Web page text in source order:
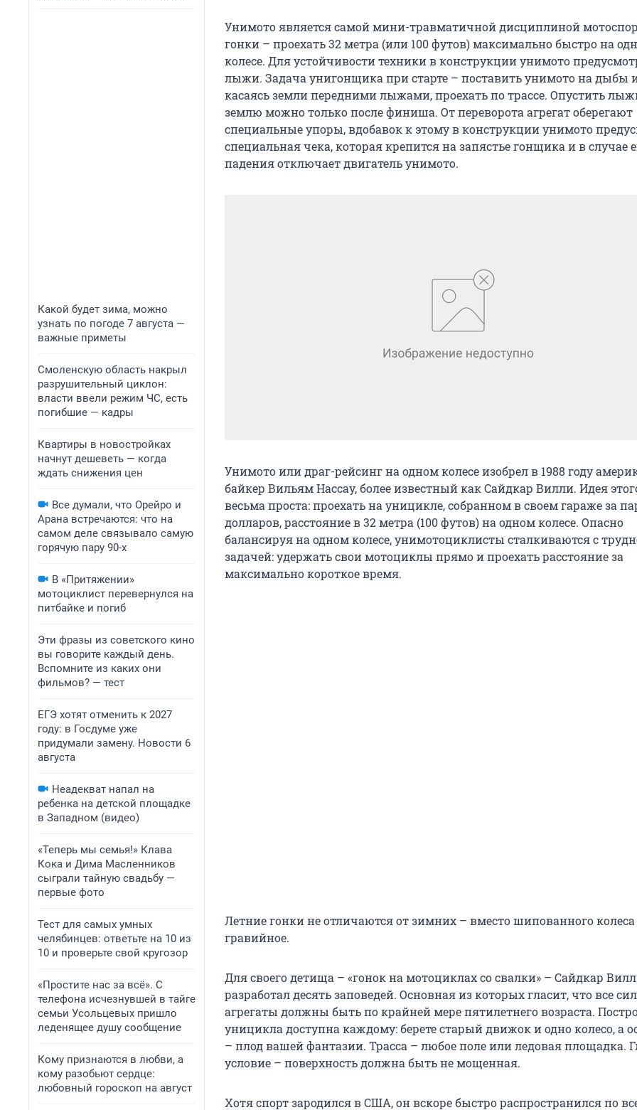
Какой будет зима, можно
узнать по погоде 7 августа —
важные приметы
Смоленскую область накрыл
разрушительный циклон:
власти ввели режим ЧС, есть
погибшие — кадры
Квартиры в новостройках
начнут дешеветь — когда
ждать снижения цен
Все думали, что Орейро и
Арана встречаются: что на
самом деле связывало самую
горячую пару 90-х
В «Притяжении»
мотоциклист перевернулся на
питбайке и погиб
Эти фразы из советского кино
вы говорите каждый день.
Вспомните из каких они
фильмов? — тест
ЕГЭ хотят отменить к 2027
году: в Госдуме уже
придумали замену. Новости 6
августа
Неадекват напал на
ребенка на детской площадке
в Западном (видео)
«Теперь мы семья!» Клава
Кока и Дима Масленников
сыграли тайную свадьбу —
первые фото
Тест для самых умных
челябинцев: ответьте на 10 из
10 и проверьте свой кругозор
«Простите нас за всё». С
телефона исчезнувшей в тайге
семьи Усольцевых пришло
леденящее душу сообщение
Кому признаются в любви, а
кому разобьют сердце:
любовный гороскоп на август
Унимото является самой мини-травматичной дисциплиной
гонки – проехать 32 метра (или 100 футов) максимально быстро на
колесе. Для устойчивости техники в конструкции унимото
лыжи. Задача унигонщика при старте – поставить унимото на дыбы
касаясь земли передними лыжами, проехать по трассе. Опустить
землю можно только после финиша. От переворота агрегат оберегают
специальные упоры, вдобавок к этому в конструкции унимото
специальная чека, которая крепится на запястье гонщика и в случае
падения отключает двигатель унимото.
Унимото или драг-рейсинг на одном колесе изобрел в 1988 году
байкер Вильям Нассау, более известный как Сайдкар Вилли. Идея
весьма проста: проехать на уницикле, собранном в своем гараже за
долларов, расстояние в 32 метра (100 футов) на одном колесе. Опасно
балансируя на одном колесе, унимотоциклисты сталкиваются с
задачей: удержать свои мотоциклы прямо и проехать расстояние за
максимально короткое время.
Летние гонки не отличаются от зимних – вместо шипованного колеса
гравийное.
Для своего детища – «гонок на мотоциклах со свалки» – Сайдкар
разработал десять заповедей. Основная из которых гласит, что все
агрегаты должны быть по крайней мере пятилетнего возраста.
уницикла доступна каждому: берете старый движок и одно колесо, а
– плод вашей фантазии. Трасса – любое поле или ледовая площадка.
условие – поверхность должна быть не мощенная.
Хотя спорт зародился в США, он вскоре быстро распространился по